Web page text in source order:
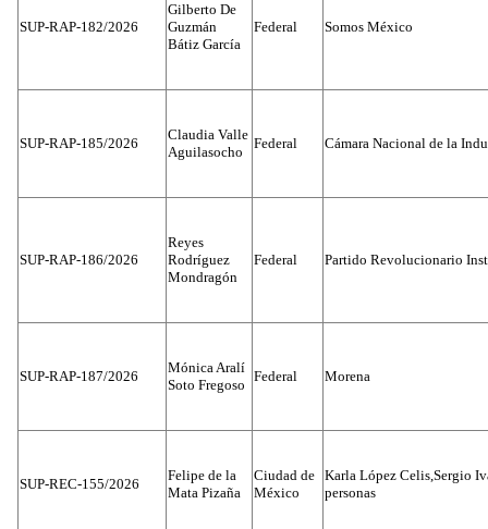
SUP-RAP-182/2026
Gilberto De
Guzmán
Bátiz García
Federal Somos México
SUP-RAP-185/2026
Claudia Valle
Aguilasocho
Federal Cámara Nacional de la
SUP-RAP-186/2026
Reyes
Rodríguez
Mondragón
Federal Partido Revolucionario
SUP-RAP-187/2026
Mónica Aralí
Soto Fregoso
Federal Morena
SUP-REC-155/2026
Felipe de la
Mata Pizaña
Ciudad de
México
Karla López Celis,Sergio
personas